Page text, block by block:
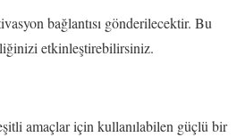
bağlantısı gönderilecektir. Bu
etkinleştirebilirsiniz.
amaçlar için kullanılabilen güçlü bir